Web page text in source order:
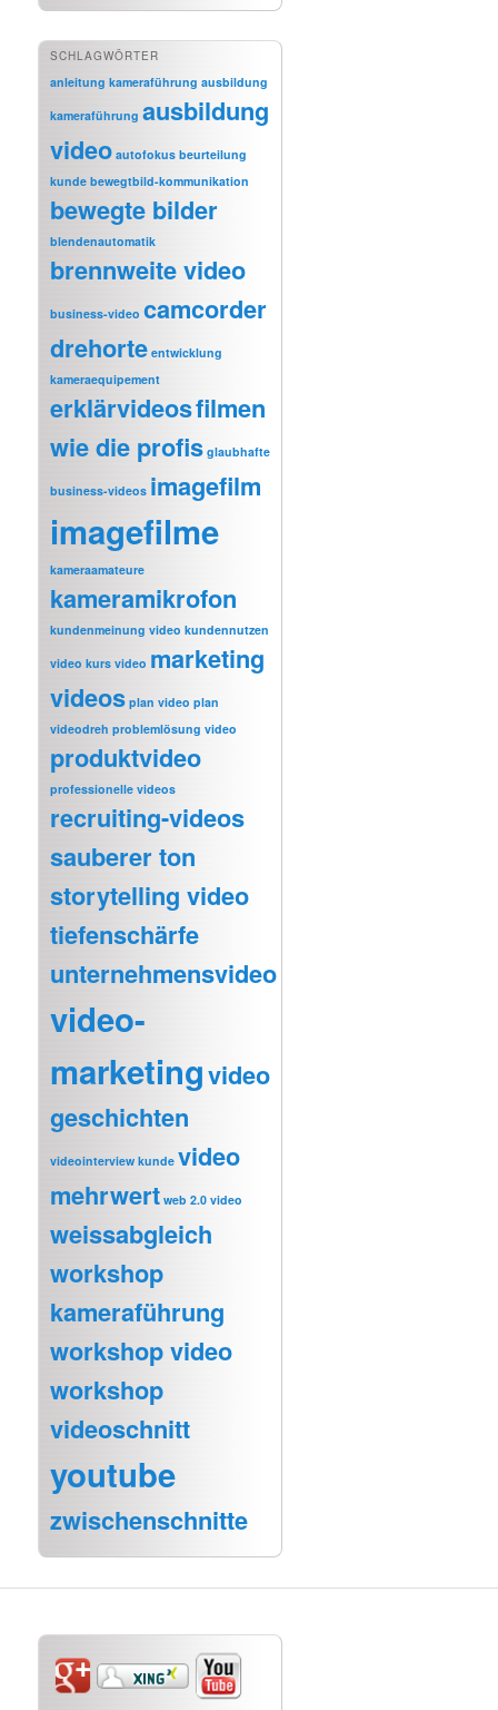
SCHLAGWÖRTER
anleitung kameraführung ausbildung
kameraführung ausbildung
video autofokus beurteilung
kunde bewegtbild-kommunikation
bewegte bilder
blendenautomatik
brennweite video
business-video camcorder
drehorte entwicklung
kameraequipement
erklärvideosfilmen
wie die profis glaubhafte
business-videos imagefilm
imagefilme
kameraamateure
kameramikrofon
kundenmeinung video kundennutzen
video kurs video marketing
videos plan video plan
videodreh problemlösung video
produktvideo
professionelle videos
recruiting-videos
sauberer ton
storytelling video
tiefenschärfe
unternehmensvideo
video-
marketingvideo
geschichten
videointerview kunde video
mehrwert web 2.0 video
weissabgleich
workshop
kameraführung
workshop video
workshop
videoschnitt
youtube
zwischenschnitte